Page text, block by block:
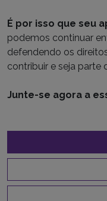
É por isso que seu
podemos continuar
defendendo os
contribuir e seja parte
Junte-se agora a